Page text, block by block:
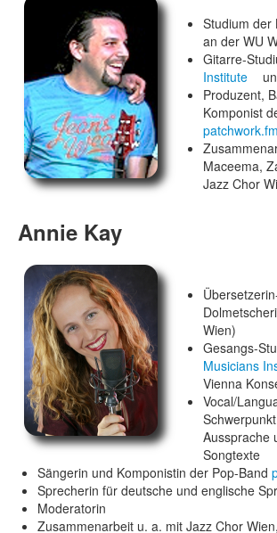
Studium der
an der WU
Gitarre-
Institute
Produzent,
Komponist
patchwork.fm
Maceema,
Jazz Chor
Annie Kay
Wien)
Gesangs-
Musicians
Vienna
Vocal/
Aussprache
Songtexte
Sängerin und Komponistin der Pop-Band
Sprecherin für deutsche und englische
Moderatorin
Zusammenarbeit u. a. mit Jazz Chor